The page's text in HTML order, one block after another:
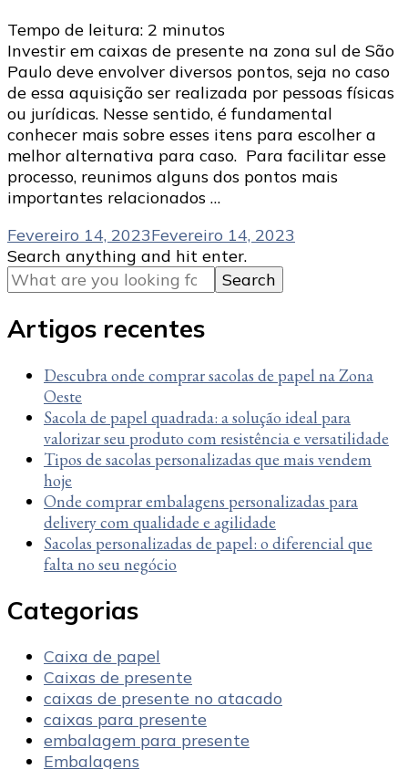
Tempo de leitura: 2 minutos
Investir em caixas de presente na zona sul de São
Paulo deve envolver diversos pontos, seja no caso
de essa aquisição ser realizada por pessoas físicas
ou jurídicas. Nesse sentido, é fundamental
conhecer mais sobre esses itens para escolher a
melhor alternativa para caso. Para facilitar esse
processo, reunimos alguns dos pontos mais
importantes relacionados …
Fevereiro 14, 2023Fevereiro 14, 2023
Looking
for
Something?
Search anything and hit enter.
Artigos recentes
Descubra onde comprar sacolas de papel na Zona
Oeste
Sacola de papel quadrada: a solução ideal para
valorizar seu produto com resistência e versatilidade
Tipos de sacolas personalizadas que mais vendem
hoje
Onde comprar embalagens personalizadas para
delivery com qualidade e agilidade
Sacolas personalizadas de papel: o diferencial que
falta no seu negócio
Categorias
Caixa de papel
Caixas de presente
caixas de presente no atacado
caixas para presente
embalagem para presente
Embalagens